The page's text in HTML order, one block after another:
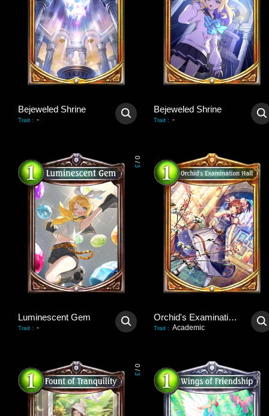
Bejeweled Shrine
Trait : -
Bejeweled Shrine
Trait : -
0
/
3
Luminescent Gem
Trait : -
Orchid's Examination Hall
Trait : Academic
0
/
3